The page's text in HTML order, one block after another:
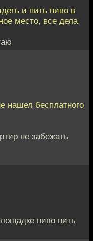
и пить пиво в
место, все дела.
нашел бесплатного
не забежать
пиво пить